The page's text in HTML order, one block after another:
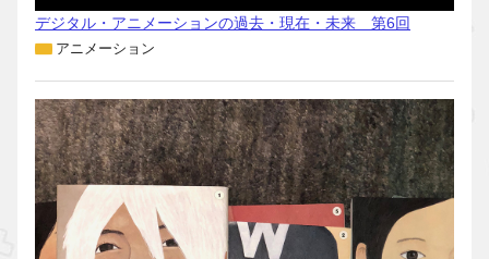
デジタル・アニメーションの過去・現在・未来 第6回
アニメーション